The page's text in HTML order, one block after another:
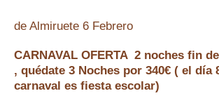
de Almiruete 6 Febrero
CARNAVAL OFERTA 2 noches fin
, quédate 3 Noches por 340€ ( el día
carnaval es fiesta escolar)